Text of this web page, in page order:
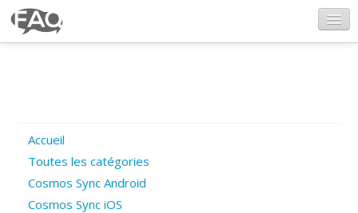
Poser une question
Questions ouvertes
Accueil
Toutes les catégories
Cosmos Sync Android
Cosmos Sync iOS